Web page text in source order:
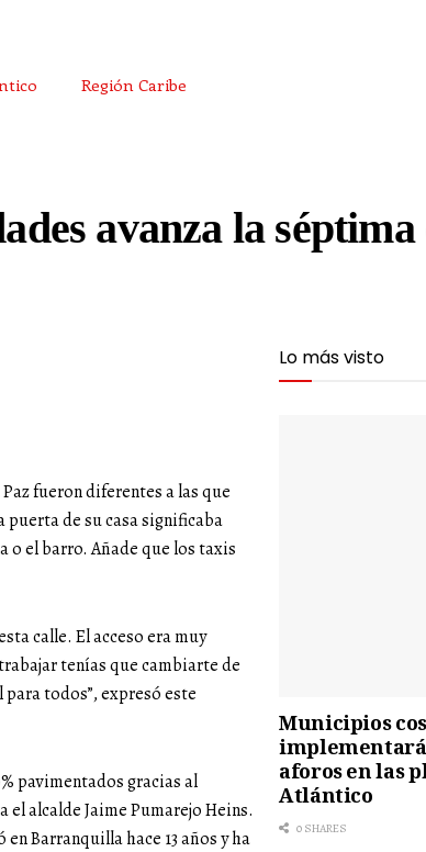
Región Caribe
avanza la séptima
fueron diferentes a las que
puerta de su casa significaba
o el barro. Añade que los taxis
calle. El acceso era muy
tenías que cambiarte de
todos”, expresó este
pavimentados gracias al
alcalde Jaime Pumarejo Heins.
Barranquilla hace 13 años y ha
Lo más visto
Municipios
aforos en las
Atlántico
0 SHARES